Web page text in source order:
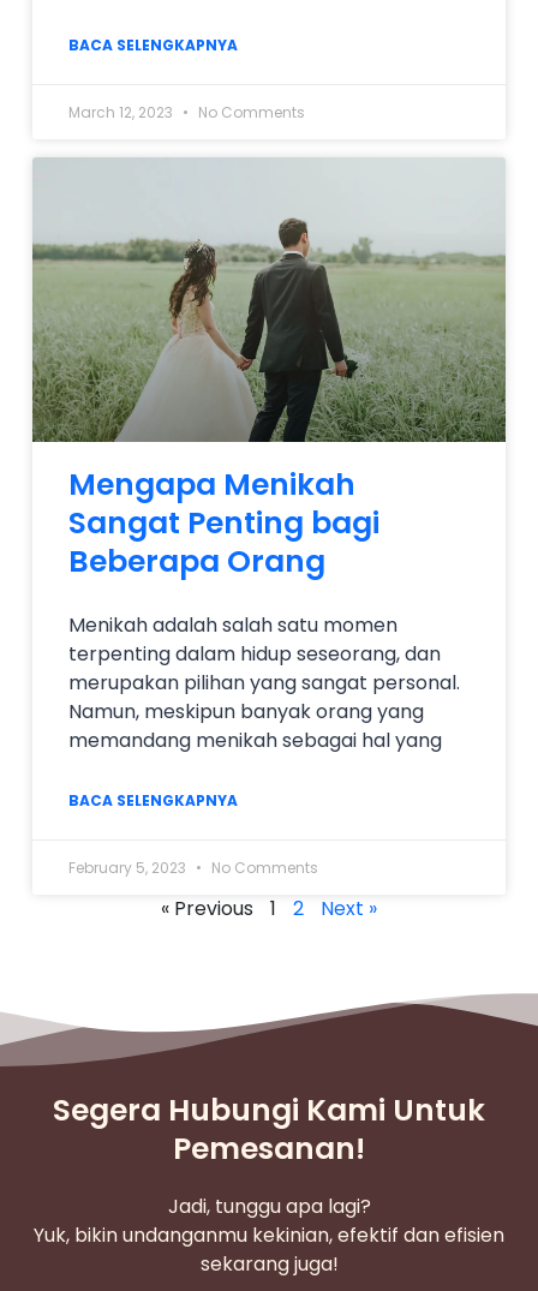
BACA SELENGKAPNYA
March 12, 2023 No Comments
Mengapa Menikah
Sangat Penting bagi
Beberapa Orang
Menikah adalah salah satu momen
terpenting dalam hidup seseorang, dan
merupakan pilihan yang sangat personal.
Namun, meskipun banyak orang yang
memandang menikah sebagai hal yang
BACA SELENGKAPNYA
February 5, 2023 No Comments
« Previous 1 2 Next »
Segera Hubungi Kami Untuk
Pemesanan!
Jadi, tunggu apa lagi?
Yuk, bikin undanganmu kekinian, efektif dan efisien
sekarang juga!